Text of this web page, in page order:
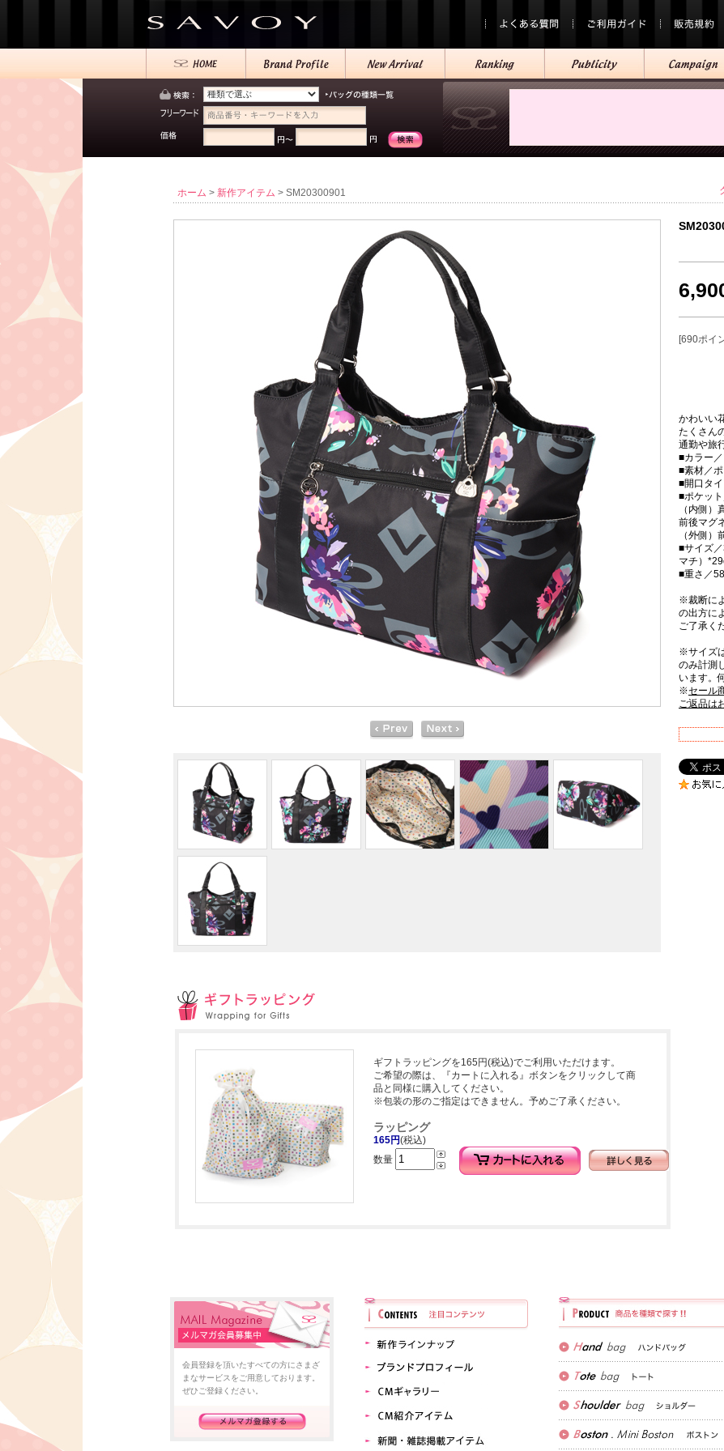
ホーム > 新作アイテム > SM20300901
かわいい
たくさん
通勤や旅
■カラー
■素材／
■開口タ
■ポケット
（内側
前後マグ
（外側
■サイズ
マチ）
■重さ／
※裁断に
の出方に
ご了承く
※サイズ
のみ計測
います。
※セール
ご返品は
[690ポイ
ギフトラッピングを165円(税込)でご利用いただけます。
ご希望の際は、『カートに入れる』ボタンをクリックして商
品と同様に購入してください。
※包装の形のご指定はできません。予めご了承ください。
ラッピング
165円(税込)
数量
会員登録を頂いたすべての方にさまざ
まなサービスをご用意しております。
ぜひご登録ください。